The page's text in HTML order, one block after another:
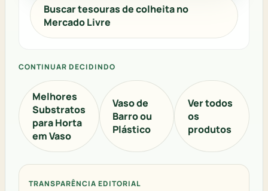
Buscar tesouras de colheita no
Mercado Livre
CONTINUAR DECIDINDO
Melhores
Substratos
para Horta
em Vaso
Vaso de
Barro ou
Plástico
Ver todos
os
produtos
TRANSPARÊNCIA EDITORIAL